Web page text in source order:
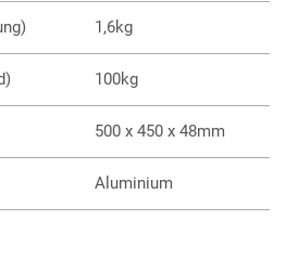
1,6kg
100kg
500 x 450 x 48mm
Aluminium